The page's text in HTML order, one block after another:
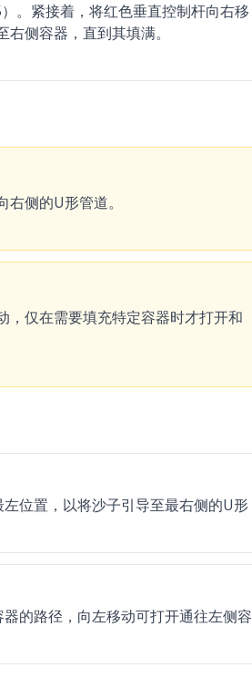
。紧接着，将红色垂直控制杆向右移
侧容器，直到其填满。
侧的U形管道。
，仅在需要填充特定容器时才打开和
位置，以将沙子引导至最右侧的U形
的路径，向左移动可打开通往左侧容